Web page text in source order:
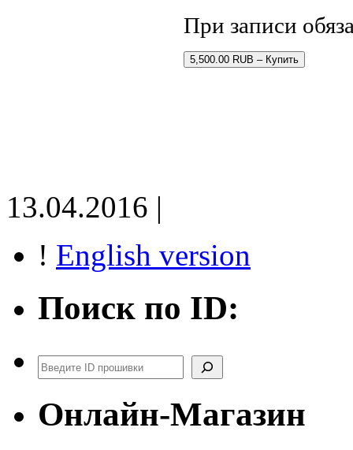
При записи
5,500.00 RUB – Купить
13.04.2016 |
! English version
Поиск по ID:
Поиск
Онлайн-Магазин